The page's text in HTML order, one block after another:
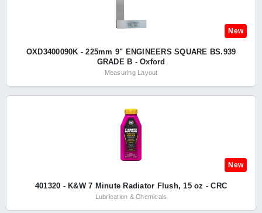
New
OXD3400090K - 225mm 9" ENGINEERS SQUARE BS.939
GRADE B - Oxford
Measuring Layout
New
401320 - K&W 7 Minute Radiator Flush, 15 oz - CRC
Lubrication & Chemicals